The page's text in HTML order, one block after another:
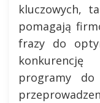
kluczowych,
pomagają
frazy do
programy